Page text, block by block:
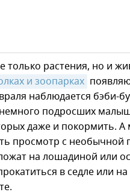
только растения, но и
и зоопарках
наблюдается бэби-
подросших
даже и покормить.
просмотр с необычной
на лошадиной или
в седле или на